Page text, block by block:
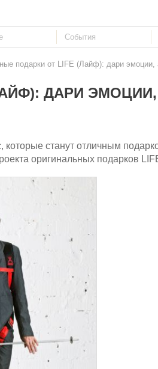
подарки от LIFE (Лайф): дари эмоции,
ДАРИ
станут отличным
оригинальных подарков